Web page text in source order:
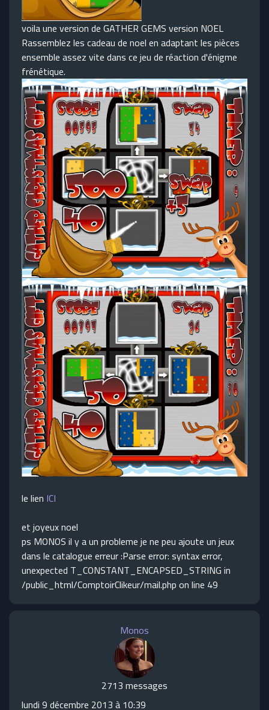
voila une version de GATHER GEMS version NOEL
Rassemblez les cadeau de noel en adaptant les pièces
ensemble assez vite dans ce jeu de réaction d'énigme
frénétique.
le lien ICI
et joyeux noel
ps MONOS il y a un probleme je ne peu ajoute un jeux
dans le catalogue erreur :Parse error: syntax error,
unexpected T_CONSTANT_ENCAPSED_STRING in
/public_html/ComptoirClikeur/mail.php on line 49
Monos
2713 messages
lundi 9 décembre 2013 à 10:39